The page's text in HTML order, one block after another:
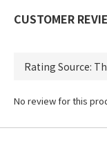
CUSTOMER
No review for this